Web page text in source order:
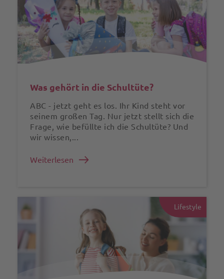
Was gehört in die Schultüte?
ABC - jetzt geht es los. Ihr Kind steht vor
seinem großen Tag. Nur jetzt stellt sich die
Frage, wie befüllte ich die Schultüte? Und
wir wissen,...
Weiterlesen
Lifestyle